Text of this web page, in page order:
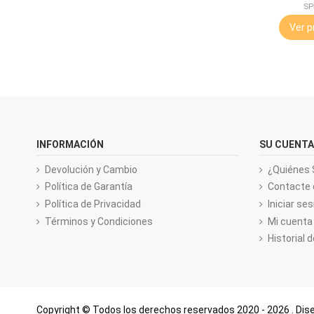
Ver
INFORMACIÓN
Devolución y Cambio
Política de Garantía
Política de Privacidad
Términos y Condiciones
SU CUENTA
¿Quiénes
Contacte
Iniciar
Mi cuenta
Historial
Copyright © Todos los derechos reservados 2020 - 2026 .